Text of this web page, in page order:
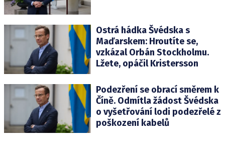
Ostrá hádka Švédska s
Maďarskem: Hroutíte se,
vzkázal Orbán Stockholmu.
Lžete, opáčil Kristersson
Podezření se obrací směrem k
Číně. Odmítla žádost Švédska
o vyšetřování lodi podezřelé z
poškození kabelů